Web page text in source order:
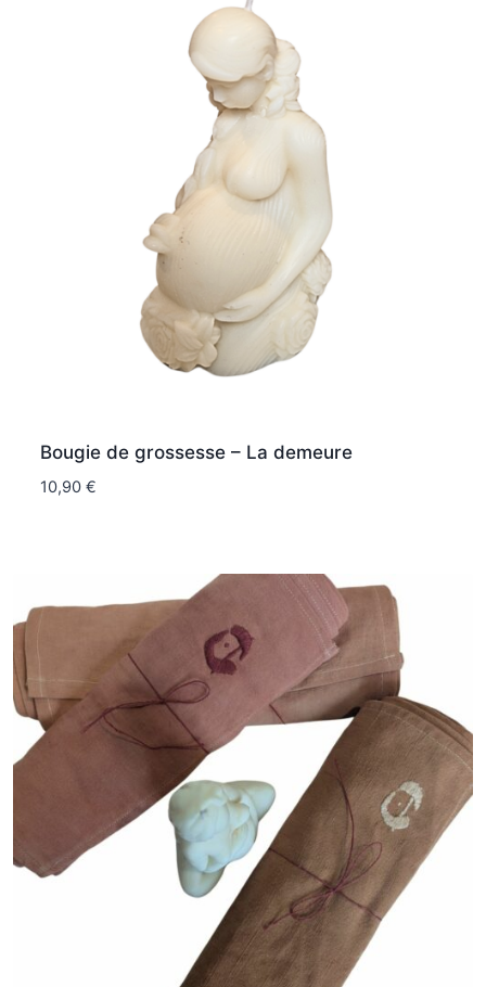
Bougie de grossesse – La demeure
10,90 €